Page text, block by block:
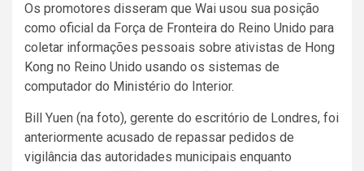
Os promotores disseram que Wai usou sua posição
como oficial da Força de Fronteira do Reino Unido para
coletar informações pessoais sobre ativistas de Hong
Kong no Reino Unido usando os sistemas de
computador do Ministério do Interior.
Bill Yuen (na foto), gerente do escritório de Londres, foi
anteriormente acusado de repassar pedidos de
vigilância das autoridades municipais enquanto